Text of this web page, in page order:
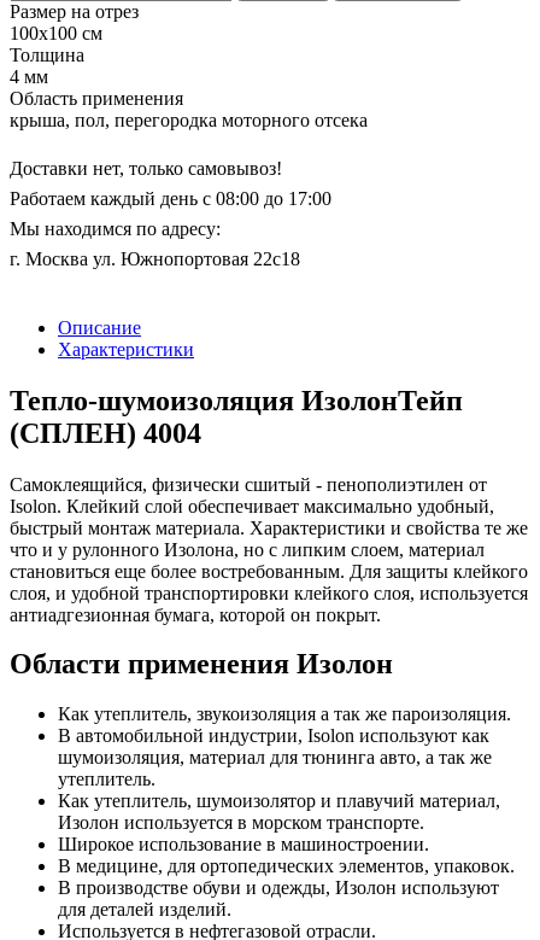
Размер на отрез
100x100 см
Толщина
4 мм
Область применения
крыша, пол, перегородка моторного отсека
Доставки нет, только самовывоз!
Работаем каждый день с 08:00 до 17:00
Мы находимся по адресу:
г. Москва ул. Южнопортовая 22с18
Описание
Характеристики
Тепло-шумоизоляция ИзолонТейп
(СПЛЕН) 4004
Cамоклеящийся, физически сшитый - пенополиэтилен от
Isolon. Клейкий слой обеспечивает максимально удобный,
быстрый монтаж материала. Характеристики и свойства те же
что и у рулонного Изолона, но с липким слоем, материал
становиться еще более востребованным. Для защиты клейкого
слоя, и удобной транспортировки клейкого слоя, используется
антиадгезионная бумага, которой он покрыт.
Области применения Изолон
Как утеплитель, звукоизоляция а так же пароизоляция.
В автомобильной индустрии, Isolon используют как
шумоизоляция, материал для тюнинга авто, а так же
утеплитель.
Как утеплитель, шумоизолятор и плавучий материал,
Изолон используется в морском транспорте.
Широкое использование в машиностроении.
В медицине, для ортопедических элементов, упаковок.
В производстве обуви и одежды, Изолон используют
для деталей изделий.
Используется в нефтегазовой отрасли.